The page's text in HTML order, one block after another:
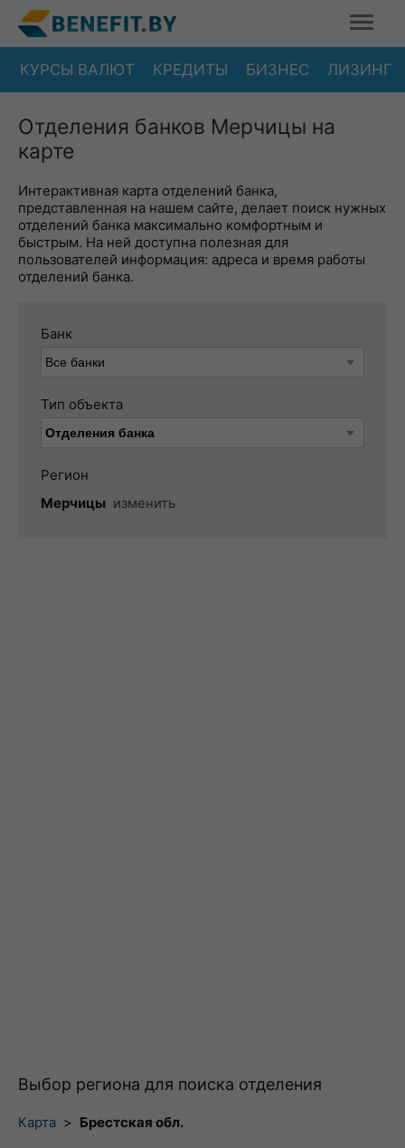
КУРСЫ ВАЛЮТ КРЕДИТЫ БИЗНЕС ЛИЗИНГ
Отделения банков Мерчицы на
карте
Интерактивная карта отделений банка,
представленная на нашем сайте, делает поиск нужных
отделений банка максимально комфортным и
быстрым. На ней доступна полезная для
пользователей информация: адреса и время работы
отделений банка.
Банк
Тип объекта
Регион
Мерчицы изменить
Выбор региона для поиска отделения
Карта > Брестская обл.